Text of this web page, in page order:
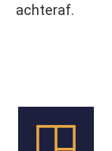
achteraf.